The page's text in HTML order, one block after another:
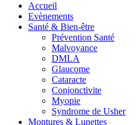
Accueil
Evènements
Santé & Bien-être
Prévention Santé
Malvoyance
DMLA
Glaucome
Cataracte
Conjonctivite
Myopie
Syndrome de Usher
Montures & Lunettes